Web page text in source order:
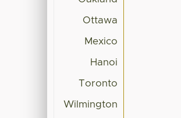
Ottawa
Mexico
Hanoi
Toronto
Wilmington